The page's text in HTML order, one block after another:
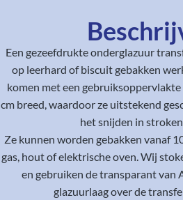
Een gezeefdrukte onderglazuur
op leerhard of biscuit gebakken
komen met een
cm breed, waardoor ze uitstekend
het snijden in
Ze kunnen worden gebakken vanaf
gas, hout of elektrische oven. Wij
en gebruiken de transparant van
glazuurlaag over de